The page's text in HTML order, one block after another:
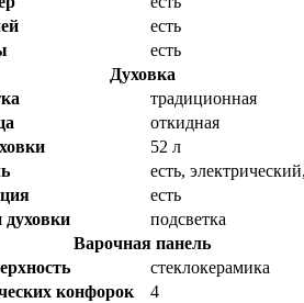
есть
есть
Духовка
традиционная
откидная
52 л
есть,
есть
духовки
подсветка
Варочная панель
стеклокерамика
конфорок
4